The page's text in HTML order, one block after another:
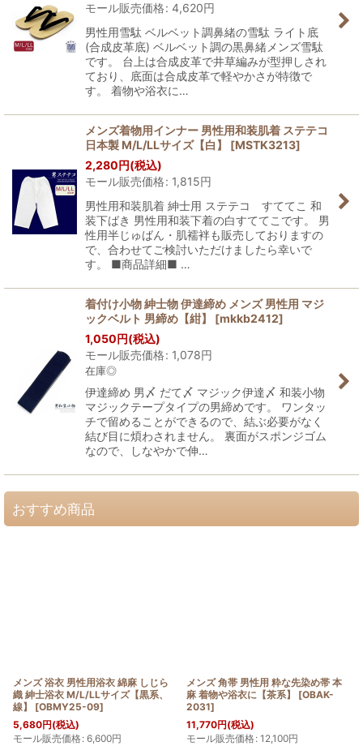
モール販売価格: 4,620円
男性用雪駄 ベルベット調鼻緒の雪駄 ライト底
(合成皮革底) ベルベット調の黒鼻緒メンズ雪駄
です。 台上は合成皮革で井草編みが型押しされ
ており、底面は合成皮革で軽やかさが特徴で
す。 着物や浴衣に…
メンズ着物用インナー 男性用和装肌着 ステテコ
日本製 M/L/LLサイズ【白】
[MSTK3213]
2,280円(税込)
モール販売価格: 1,815円
男性用和装肌着 紳士用 ステテコ すててこ 和
装下ばき 男性用和装下着の白すててこです。 男
性用半じゅばん・肌襦袢も販売しておりますの
で、合わせてご検討いただけましたら幸いで
す。 ■商品詳細■ …
着付け小物 紳士物 伊達締め メンズ 男性用 マジ
ックベルト 男締め【紺】
[mkkb2412]
1,050円(税込)
モール販売価格: 1,078円
在庫◎
伊達締め 男〆 だて〆 マジック伊達〆 和装小物
マジックテープタイプの男締めです。 ワンタッ
チで留めることができるので、結ぶ必要がなく
結び目に煩わされません。 裏面がスポンジゴム
なので、しなやかで伸…
おすすめ商品
メンズ 浴衣 男性用浴衣 綿麻 しじら
織 紳士浴衣 M/L/LLサイズ【黒系、
線】
[OBMY25-09]
5,680円(税込)
モール販売価格: 6,600円
メンズ 角帯 男性用 粋な先染め帯 本
麻 着物や浴衣に【茶系】
[OBAK-
2031]
11,770円(税込)
モール販売価格: 12,100円